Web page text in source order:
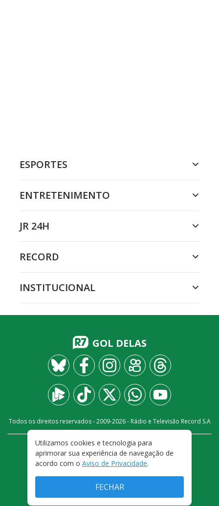
ESPORTES
ENTRETENIMENTO
JR 24H
RECORD
INSTITUCIONAL
GOL DELAS
Todos os direitos reservados - 2009-2026- Rádio e Televisão Record S.A
FALE CONOSCO
PRIVACIDADE
TERMOS E CONDIÇÕES DE USO
Utilizamos cookies e tecnologia para
aprimorar sua experiência de navegação de
acordo com o Aviso de Privacidade.
FECHAR